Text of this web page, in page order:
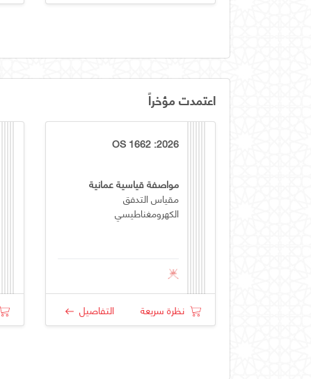
اعتمدت مؤخراً
OS 1662 :2026
مواصفة قياسية عمانية
مقياس التدفق
الكهرومغناطيسي
نظرة سريعة التفاصيل